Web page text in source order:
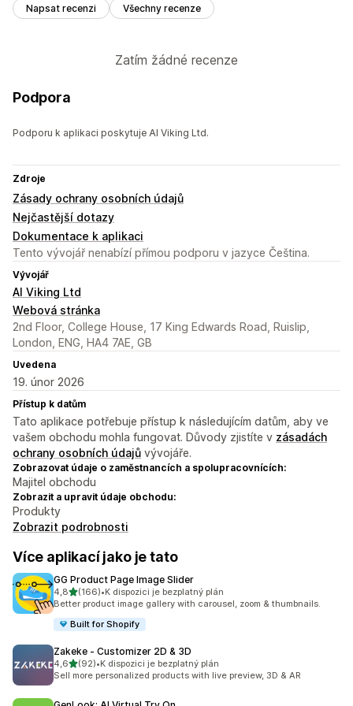
Napsat recenzi Všechny recenze
Zatím žádné recenze
Podpora
Podporu k aplikaci poskytuje AI Viking Ltd.
Zdroje
Zásady ochrany osobních údajů
Nejčastější dotazy
Dokumentace k aplikaci
Tento vývojář nenabízí přímou podporu v jazyce Čeština.
Vývojář
AI Viking Ltd
Webová stránka
2nd Floor, College House, 17 King Edwards Road, Ruislip,
London, ENG, HA4 7AE, GB
Uvedena
19. únor 2026
Přístup k datům
Tato aplikace potřebuje přístup k následujícím datům, aby ve
vašem obchodu mohla fungovat. Důvody zjistíte v zásadách
ochrany osobních údajů vývojáře.
Zobrazovat údaje o zaměstnancích a spolupracovnících:
Majitel obchodu
Zobrazit a upravit údaje obchodu:
Produkty
Zobrazit podrobnosti
Více aplikací jako je tato
GG Product Page Image Slider
4,8z 5 hvězd
(166)
Celkový počet recenzí: 166
•K dispozici je bezplatný plán
Better product image gallery with carousel, zoom & thumbnails.
Built for Shopify
Zakeke ‑ Customizer 2D & 3D
4,6z 5 hvězd
(92)
Celkový počet recenzí: 92
•K dispozici je bezplatný plán
Sell more personalized products with live preview, 3D & AR